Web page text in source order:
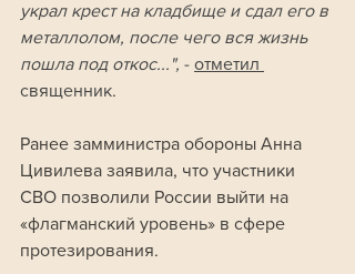
украл крест на кладбище и сдал его в
металлолом, после чего вся жизнь
пошла под откос...", - отметил
священник.
Ранее замминистра обороны Анна
Цивилева заявила, что участники
СВО позволили России выйти на
«флагманский уровень» в сфере
протезирования.